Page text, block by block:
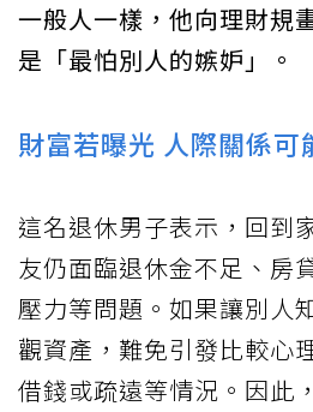
一般人一樣，他向理財規
是「最怕別人的嫉妒」。
財富若曝光 人際關係可
這名退休男子表示，回到
友仍面臨退休金不足、房
壓力等問題。如果讓別人
觀資產，難免引發比較心
借錢或疏遠等情況。因此